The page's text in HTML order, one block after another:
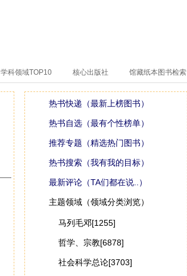
学科领域TOP10 核心出版社 馆藏纸本图书检索
热书快递（最新上榜图书）
热书自选（最有个性榜单）
推荐专题（精选热门图书）
热书搜索（我有我的目标）
最新评论（TA们都在说..）
主题领域（领域分类浏览）
马列毛邓[1255]
哲学、宗教[6878]
社会科学总论[3703]